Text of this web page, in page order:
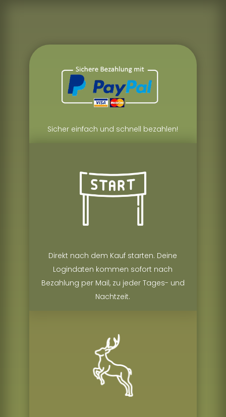
Sicher einfach und schnell bezahlen!
Direkt nach dem Kauf starten. Deine
Logindaten kommen sofort nach
Bezahlung per Mail, zu jeder Tages- und
Nachtzeit.